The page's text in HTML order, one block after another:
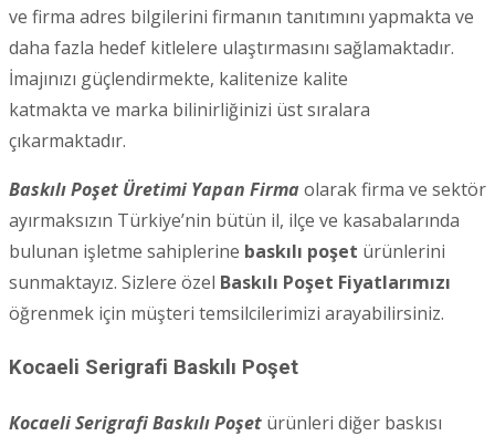
ve firma adres bilgilerini firmanın tanıtımını yapmakta ve
daha fazla hedef kitlelere ulaştırmasını sağlamaktadır.
İmajınızı güçlendirmekte, kalitenize kalite
katmakta ve marka bilinirliğinizi üst sıralara
çıkarmaktadır.
Baskılı Poşet Üretimi Yapan Firma olarak firma ve sektör
ayırmaksızın Türkiye’nin bütün il, ilçe ve kasabalarında
bulunan işletme sahiplerine baskılı poşet ürünlerini
sunmaktayız. Sizlere özel Baskılı Poşet Fiyatlarımızı
öğrenmek için müşteri temsilcilerimizi arayabilirsiniz.
Kocaeli Serigrafi Baskılı Poşet
Kocaeli Serigrafi Baskılı Poşet ürünleri diğer baskısı